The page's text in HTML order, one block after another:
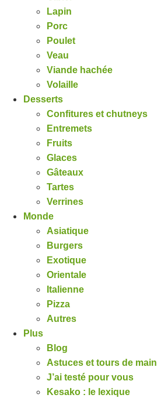
Lapin
Porc
Poulet
Veau
Viande hachée
Volaille
Desserts
Confitures et chutneys
Entremets
Fruits
Glaces
Gâteaux
Tartes
Verrines
Monde
Asiatique
Burgers
Exotique
Orientale
Italienne
Pizza
Autres
Plus
Blog
Astuces et tours de main
J’ai testé pour vous
Kesako : le lexique